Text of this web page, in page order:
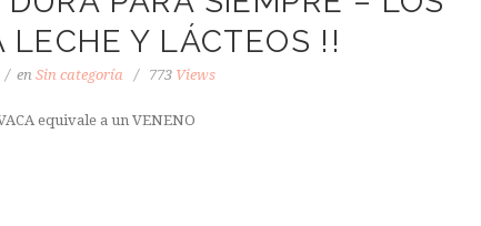
LECHE Y LÁCTEOS !!
en Sin categoría 773 Views
equivale a un VENENO